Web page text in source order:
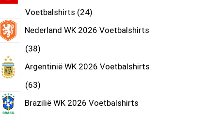
Voetbalshirts 24
Nederland WK 2026 Voetbalshirts
38
Argentinië WK 2026 Voetbalshirts
63
Brazilië WK 2026 Voetbalshirts